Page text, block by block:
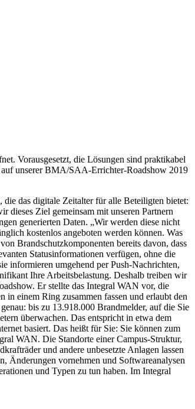
Vorausgesetzt, die Lösungen sind praktikabel
unserer BMA/SAA-Errichter-Roadshow 2019
das digitale Zeitalter für alle Beteiligten bietet:
dieses Ziel gemeinsam mit unseren Partnern
generierten Daten. „Wir werden diese nicht
kostenlos angeboten werden können. Was
Brandschutzkomponenten bereits davon, dass
Statusinformationen verfügen, ohne die
informieren umgehend per Push-Nachrichten,
Ihre Arbeitsbelastung. Deshalb treiben wir
Er stellte das Integral WAN vor, die
einem Ring zusammen fassen und erlaubt den
bis zu 13.918.000 Brandmelder, auf die Sie
überwachen. Das entspricht in etwa dem
basiert. Das heißt für Sie: Sie können zum
WAN. Die Standorte einer Campus-Struktur,
und andere unbesetzte Anlagen lassen
Änderungen vornehmen und Softwareanalysen
und Typen zu tun haben. Im Integral